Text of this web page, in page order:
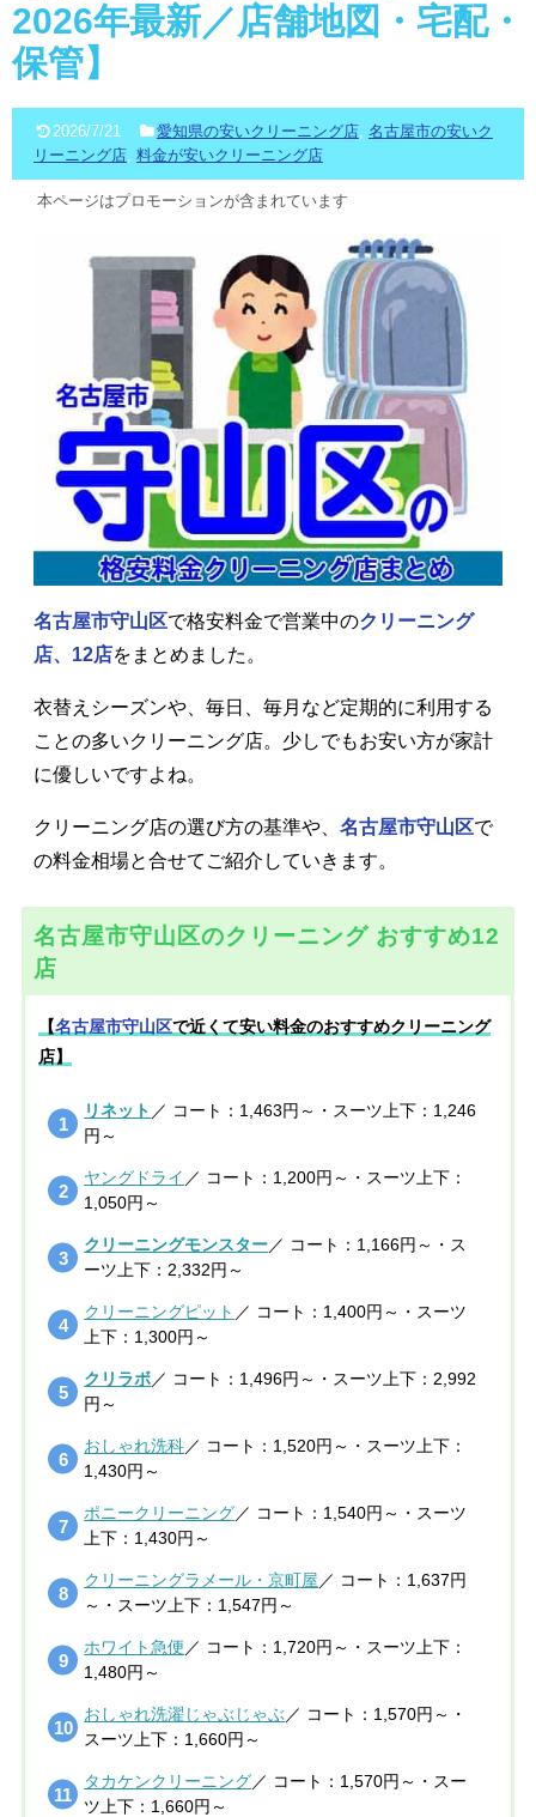
2026年最新／店舗地図・宅配・
保管】
2026/7/21 愛知県の安いクリーニング店, 名古屋市の安いク
リーニング店, 料金が安いクリーニング店
本ページはプロモーションが含まれています
名古屋市守山区で格安料金で営業中のクリーニング
店、12店をまとめました。
衣替えシーズンや、毎日、毎月など定期的に利用する
ことの多いクリーニング店。少しでもお安い方が家計
に優しいですよね。
クリーニング店の選び方の基準や、 名古屋市守山区で
の料金相場と合せてご紹介していきます。
名古屋市守山区のクリーニング おすすめ12
店
【名古屋市守山区で近くて安い料金のおすすめクリーニング
店】
リネット ／ コート：1,463円～・スーツ上下：1,246
円～
ヤングドライ ／ コート：1,200円～・スーツ上下：
1,050円～
クリーニングモンスター／ コート：1,166円～・ス
ーツ上下：2,332円～
クリーニングピット ／ コート：1,400円～・スーツ
上下：1,300円～
クリラボ／ コート：1,496円～・スーツ上下：2,992
円～
おしゃれ洗科／ コート：1,520円～・スーツ上下：
1,430円～
ポニークリーニング／ コート：1,540円～・スーツ
上下：1,430円～
クリーニングラメール・京町屋 ／ コート：1,637円
～・スーツ上下：1,547円～
ホワイト急便 ／ コート：1,720円～・スーツ上下：
1,480円～
おしゃれ洗濯じゃぶじゃぶ ／ コート：1,570円～・
スーツ上下：1,660円～
タカケンクリーニング／ コート：1,570円～・スー
ツ上下：1,660円～